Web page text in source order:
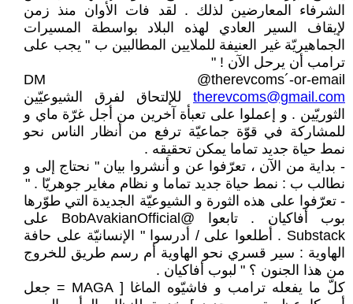
الشرفاء المعارضين لذلك . لقد فات الأوان منذ زمن
لإيقاف السير العادي لهذه البلاد بواسطة المسيرات
الجماهيريّة غير العنيفة للملايين المطالبين ب " يجب على
ترامب أن يرحل الآن ! "
DM @therevcoms´-or-email
therevcoms@gmail.com للإلتحاق لفرق الشيوعيّين
الثوريّين . و إعملوا على تعبأة آخرين من أجل غرّة ماي و
للمشاركة في قوّة جماعيّة ترفع من أنظار الناس نحو
نمط حياة جديد تماما يمكن تحقيقه .
- بداية من الآن ، تعرّفوا عن و أنشروا بيان " نحتاج إلى و
نطالب ب : نمط حياة جديد تماما و نظام مغاير جوهريّا . "
- تعرّفوا على هذه الثورة و الشيوعيّة الجديدة التي طوّرها
بوب أفاكيان . تابعوا @BobAvakianOfficial على
Substack . أطلعوا على / أدرسوا " الإنسانيّة على حافة
الهاوية : سير قسري نحو الهاوية أم رسم طريق للخروج
من هذا الجنون ؟ " لبوب أفاكيان .
كلّ ما يفعله ترامب و فاشيّوه الماغا [ MAGA = جعل